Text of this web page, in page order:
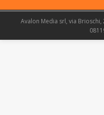
Avalon Media srl, via Brioschi,